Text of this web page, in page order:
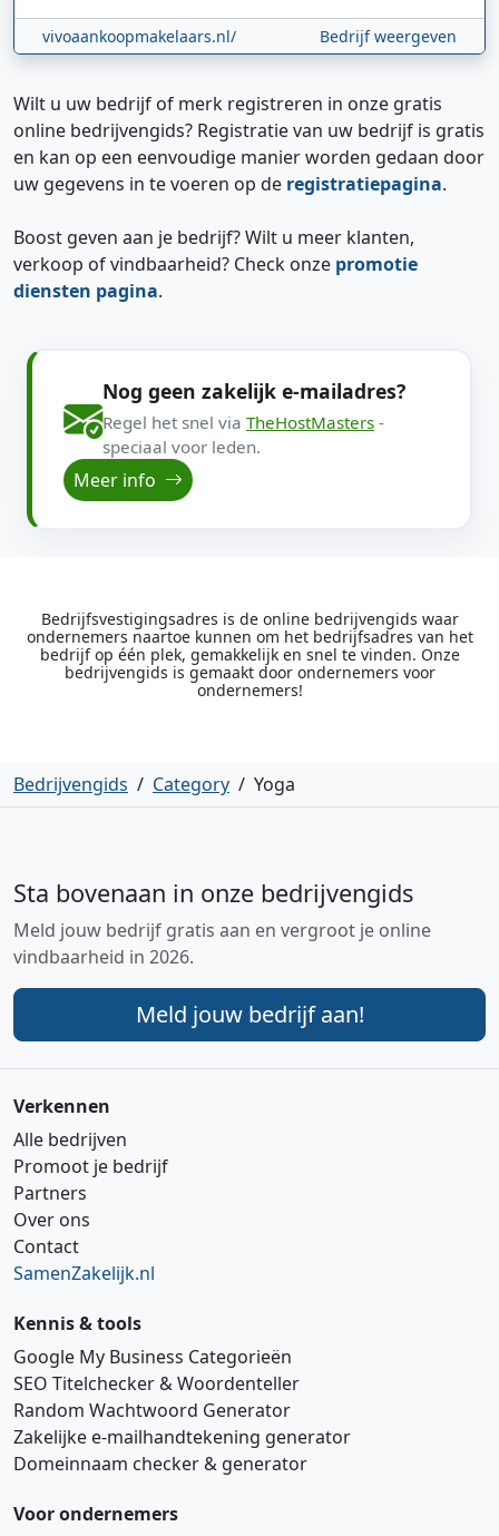
vivoaankoopmakelaars.nl/ Bedrijf weergeven
Wilt u uw bedrijf of merk registreren in onze gratis
online bedrijvengids? Registratie van uw bedrijf is gratis
en kan op een eenvoudige manier worden gedaan door
uw gegevens in te voeren op de registratiepagina.
Boost geven aan je bedrijf? Wilt u meer klanten,
verkoop of vindbaarheid? Check onze promotie
diensten pagina.
Nog geen zakelijk e-mailadres?
Regel het snel via TheHostMasters -
speciaal voor leden.
Meer info
Bedrijfsvestigingsadres is de online bedrijvengids waar
ondernemers naartoe kunnen om het bedrijfsadres van het
bedrijf op één plek, gemakkelijk en snel te vinden. Onze
bedrijvengids is gemaakt door ondernemers voor
ondernemers!
Bedrijvengids / Category / Yoga
Sta bovenaan in onze bedrijvengids
Meld jouw bedrijf gratis aan en vergroot je online
vindbaarheid in 2026.
Meld jouw bedrijf aan!
Verkennen
Alle bedrijven
Promoot je bedrijf
Partners
Over ons
Contact
SamenZakelijk.nl
Kennis & tools
Google My Business Categorieën
SEO Titelchecker & Woordenteller
Random Wachtwoord Generator
Zakelijke e‑mailhandtekening generator
Domeinnaam checker & generator
Voor ondernemers